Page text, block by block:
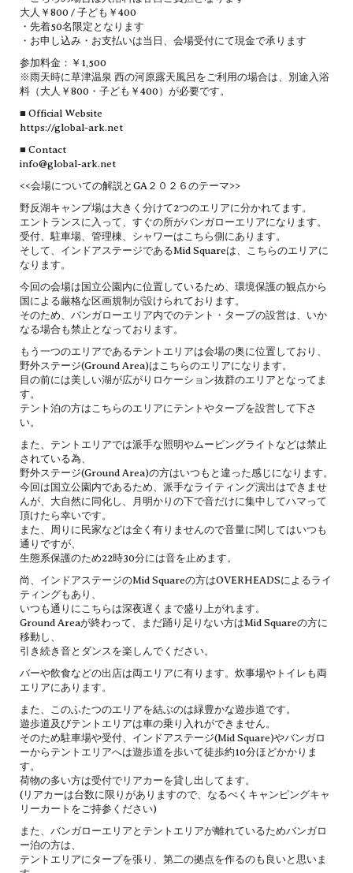
大人￥800 / 子ども￥400
・先着50名限定となります
・お申し込み・お支払いは当日、会場受付にて現金で承ります
参加料金：￥1,500
※雨天時に草津温泉 西の河原露天風呂をご利用の場合は、別途入浴
料（大人￥800・子ども￥400）が必要です。
■ Official Website
https://global-ark.net
■ Contact
info@global-ark.net
<<会場についての解説とGA２０２６のテーマ>>
野反湖キャンプ場は大きく分けて2つのエリアに分かれてます。
エントランスに入って、すぐの所がバンガローエリアになります。
受付、駐車場、管理棟、シャワーはこちら側にあります。
そして、インドアステージであるMid Squareは、こちらのエリアに
なります。
今回の会場は国立公園内に位置しているため、環境保護の観点から
国による厳格な区画規制が設けられております。
そのため、バンガローエリア内でのテント・タープの設営は、いか
なる場合も禁止となっております。
もう一つのエリアであるテントエリアは会場の奥に位置しており、
野外ステージ(Ground Area)はこちらのエリアになります。
目の前には美しい湖が広がりロケーション抜群のエリアとなってま
す。
テント泊の方はこちらのエリアにテントやタープを設営して下さ
い。
また、テントエリアでは派手な照明やムービングライトなどは禁止
されている為、
野外ステージ(Ground Area)の方はいつもと違った感じになります。
今回は国立公園内であるため、派手なライティング演出はできませ
んが、大自然に同化し、月明かりの下で音だけに集中してハマって
頂けたら幸いです。
また、周りに民家などは全く有りませんので音量に関してはいつも
通りですが、
生態系保護のため22時30分には音を止めます。
尚、インドアステージのMid Squareの方はOVERHEADSによるライ
ティングもあり、
いつも通りにこちらは深夜遅くまで盛り上がれます。
Ground Areaが終わって、まだ踊り足りない方はMid Squareの方に
移動し、
引き続き音とダンスを楽しんでください。
バーや飲食などの出店は両エリアに有ります。炊事場やトイレも両
エリアにあります。
また、このふたつのエリアを結ぶのは緑豊かな遊歩道です。
遊歩道及びテントエリアは車の乗り入れができません。
そのため駐車場や受付、インドアステージ(Mid Square)やバンガロ
ーからテントエリアへは遊歩道を歩いて徒歩約10分ほどかかりま
す。
荷物の多い方は受付でリアカーを貸し出してます。
(リアカーは台数に限りがありますので、なるべくキャンピングキャ
リーカートをご持参ください)
また、バンガローエリアとテントエリアが離れているためバンガロ
ー泊の方は、
テントエリアにタープを張り、第二の拠点を作るのも良いと思いま